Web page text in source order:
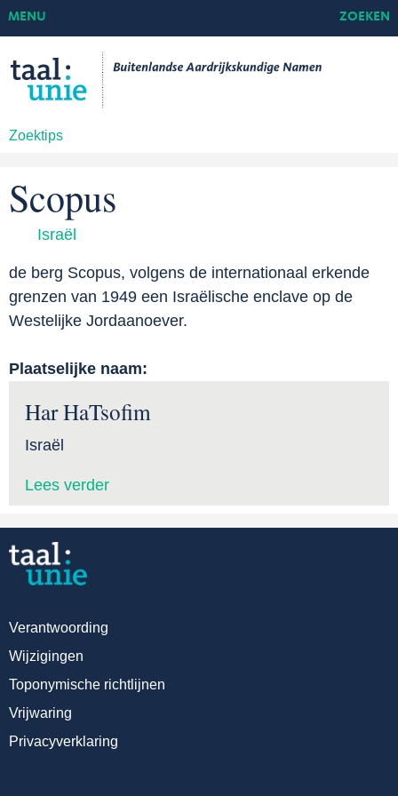
Zoektips
MENU ZOEKEN
Scopus
Israël
de berg Scopus, volgens de internationaal erkende
grenzen van 1949 een Israëlische enclave op de
Westelijke Jordaanoever.
Plaatselijke naam:
Har HaTsofim
Israël
Lees verder
Verantwoording
Wijzigingen
Toponymische richtlijnen
Vrijwaring
Privacyverklaring